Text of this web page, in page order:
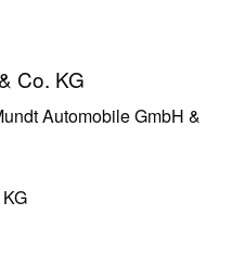
Co. KG
Automobile GmbH &